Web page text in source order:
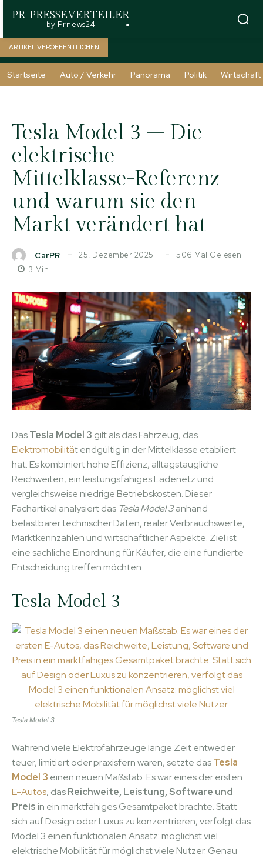
PR-PRESSEVERTEILER
by Prnews24
ARTIKEL VERÖFFENTLICHEN
Startseite Auto / Verkehr Panorama Politik Wirtschaft
Tesla Model 3 – Die
elektrische
Mittelklasse-Referenz
und warum sie den
Markt verändert hat
CarPR 25. Dezember 2025 506 Mal Gelesen
3 Min.
DasTesla Model 3 gilt als das Fahrzeug, das
Elektromobilität endgültig in der Mittelklasse etabliert
hat. Es kombiniert hohe Effizienz, alltagstaugliche
Reichweiten, ein leistungsfähiges Ladenetz und
vergleichsweise niedrige Betriebskosten. Dieser
Fachartikel analysiert das Tesla Model 3anhand
belastbarer technischer Daten, realer Verbrauchswerte,
Marktkennzahlen und wirtschaftlicher Aspekte. Ziel ist
eine sachliche Einordnung für Käufer, die eine fundierte
Entscheidung treffen möchten.
Tesla Model 3
Tesla Model 3
Während viele Elektrofahrzeuge lange Zeit entweder
teuer, limitiert oder praxisfern waren, setzte dasTesla
Model 3 einen neuen Maßstab. Es war eines der ersten
E-Autos, dasReichweite, Leistung, Software und
Preis in ein marktfähiges Gesamtpaket brachte. Statt
sich auf Design oder Luxus zu konzentrieren, verfolgt das
Model 3 einen funktionalen Ansatz: möglichst viel
elektrische Mobilität für möglichst viele Nutzer. Genau